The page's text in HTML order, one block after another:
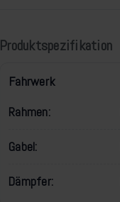
Produktspezifikation
Fahrwerk
Rahmen:
Gabel:
Dämpfer: